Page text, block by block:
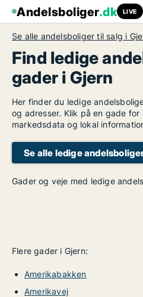
Andelsboliger.dk LIVE
Se alle andelsboliger til salg i
Find ledige
gader i Gjern
Her finder du ledige
og adresser. Klik på en gade
markedsdata og lokal
Se alle ledige
Gader og veje med ledige
Flere gader i Gjern:
Amerikabakken
Amerikavej